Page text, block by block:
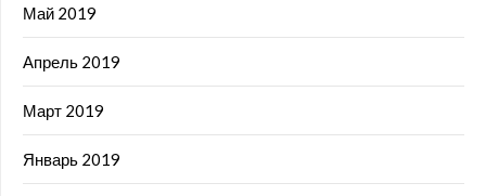
Май 2019
Апрель 2019
Март 2019
Январь 2019